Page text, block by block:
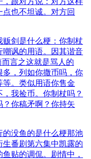
也不坦诚。对方回
贩剑是什么梗：你制杖
嘲讽的用语。因其谐音
言之这就是骂人的
，列如你撒币吗，你
。类似用语你售金
我捡币。你制杖吗？
你稿矛啊？你持矢
的没鱼的是什么梗那池
番剧第六集中凯露的
贴的调侃。剧情中，